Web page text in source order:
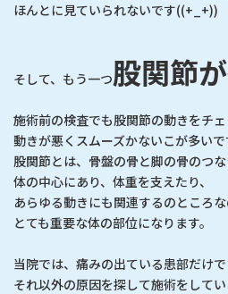
ほんとに見ていられないです((+_+))
そして、もう一つ股関節が
施術前の検査でも股関節の動きをチェ
動きが悪くスムーズかないこが多いで
股関節とは、骨盤の骨と脚の骨のつな
体の中心にあり、体重を支えたり、
あらゆる動きにも関連するのところな
とても重要な体の部位になります。
当院では、痛みの出ている患部だけで
それ以外の原因を探して施術をしてい